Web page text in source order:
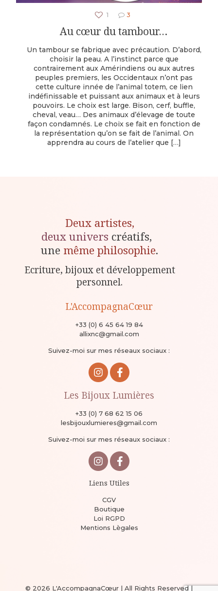
1 3
Au cœur du tambour…
Un tambour se fabrique avec précaution. D’abord,
choisir la peau. A l’instinct parce que
contrairement aux Amérindiens ou aux autres
peuples premiers, les Occidentaux n’ont pas
cette culture innée de l’animal totem, ce lien
indéfinissable et puissant aux animaux et à leurs
pouvoirs. Le choix est large. Bison, cerf, buffle,
cheval, veau… Des animaux d’élevage de toute
façon condamnés. Le choix se fait en fonction de
la représentation qu’on se fait de l’animal. On
apprendra au cours de l’atelier que […]
Deux artistes,
deux univers créatifs,
une même philosophie.
Ecriture, bijoux et développement
personnel.
L'AccompagnaCœur
+33 (0) 6 45 64 19 84
allixnc@gmail.com
Suivez-moi sur mes réseaux sociaux :
Les Bijoux Lumières
+33 (0) 7 68 62 15 06
lesbijouxlumieres@gmail.com
Suivez-moi sur mes réseaux sociaux :
Liens Utiles
CGV
Boutique
Loi RGPD
Mentions Lègales
© 2026 L'AccompagnaCœur | All Rights Reserved |